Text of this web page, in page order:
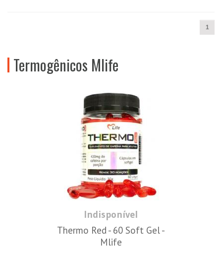
1
Termogênicos Mlife
Indisponível
Thermo Red - 60 Soft Gel -
Mlife